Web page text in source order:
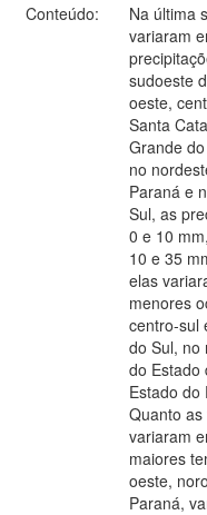
Conteúdo:
Na última
variaram
sudoeste
oeste,
Santa
Grande
no
Paraná e
Sul, as
0 e 10
10 e 35
elas
menores
centro-sul
do Sul, no
do Estado
Estado do
Quanto
variaram
maiores
oeste,
Paraná,